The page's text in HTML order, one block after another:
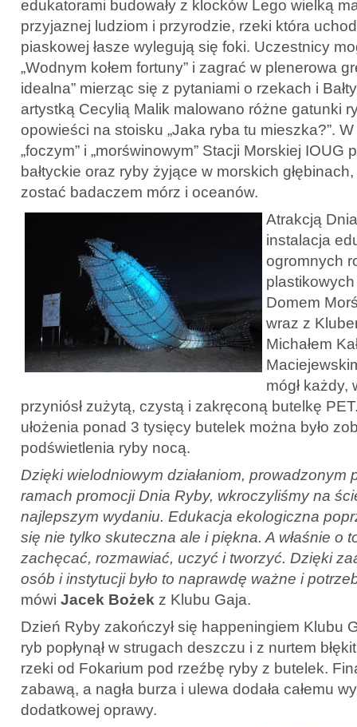
edukatorami budowały z klocków Lego wielką
przyjaznej ludziom i przyrodzie, rzeki która
piaskowej łasze wylegują się foki. Uczestnicy
„Wodnym kołem fortuny” i zagrać w plenerowa
idealna” mierząc się z pytaniami o rzekach i
artystką Cecylią Malik malowano różne gatunki
opowieści na stoisku „Jaka ryba tu mieszka?”.
„foczym” i „morświnowym” Stacji Morskiej IOUG
bałtyckie oraz ryby żyjące w morskich
zostać badaczem mórz i oceanów.
Atrakcją
instalacja
ogromnych
Domem
wraz z
Michałem
mógł każdy,
przyniósł zużytą, czystą i zakręconą butelkę
ułożenia ponad 3 tysięcy butelek można było
podświetlenia ryby nocą.
Dzięki wielodniowym działaniom, prowadzonym
ramach promocji Dnia Ryby, wkroczyliśmy na
najlepszym wydaniu. Edukacja ekologiczna
się nie tylko skuteczna ale i piękna. A właśnie o
zachęcać, rozmawiać, uczyć i tworzyć. Dzięki
osób i instytucji było to naprawdę ważne i
mówi Jacek Bożek z Klubu Gaja.
Dzień Ryby zakończył się happeningiem Klubu
ryb popłynął w strugach deszczu i z nurtem
rzeki od Fokarium pod rzeźbę ryby z butelek.
zabawą, a nagła burza i ulewa dodała całemu
dodatkowej oprawy.